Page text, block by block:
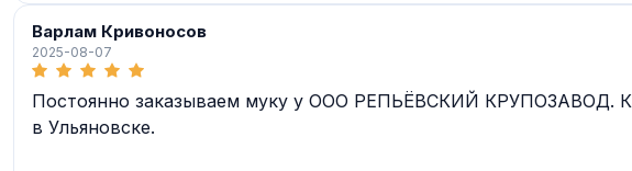
Варлам Кривоносов
2025-08-07
Постоянно заказываем муку у ООО РЕПЬЁВСКИЙ КРУПОЗАВОД.
в Ульяновске.